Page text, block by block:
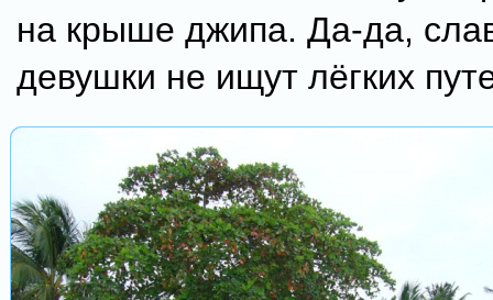
на крыше джипа. Да-да,
девушки не ищут лёгких